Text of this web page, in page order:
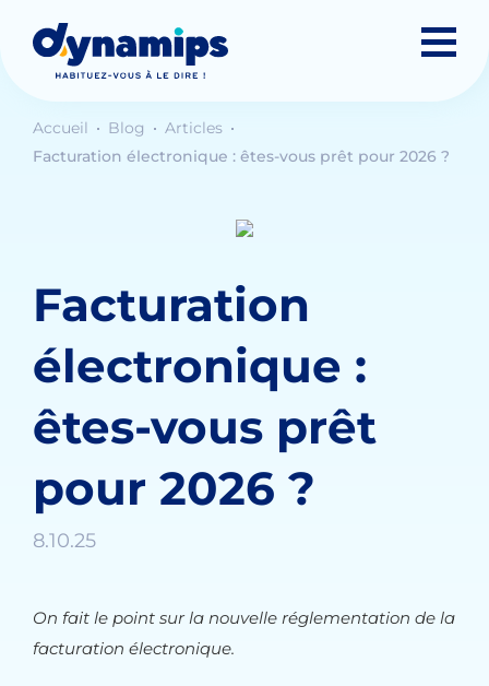
Accueil Blog
Articles
Facturation électronique : êtes-vous prêt pour 2026 ?
Facturation
électronique :
êtes-vous prêt
pour 2026 ?
8.10.25
On fait le point sur la nouvelle réglementation de la
facturation électronique.